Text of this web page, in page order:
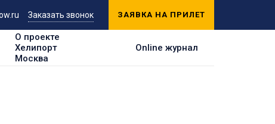
Заказать звонок ЗАЯВКА НА ПРИЛЕТ
О проекте
Хелипорт
Москва
Online журнал